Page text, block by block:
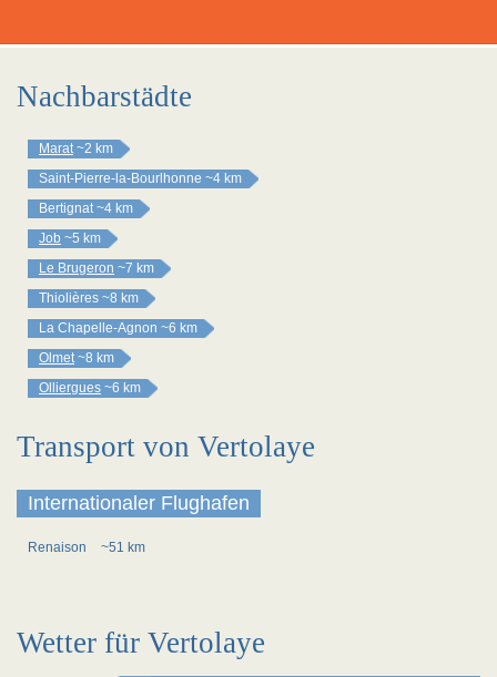
Nachbarstädte
Marat ~2 km
Saint-Pierre-la-Bourlhonne ~4 km
Bertignat ~4 km
Job ~5 km
Le Brugeron ~7 km
Thiolières ~8 km
La Chapelle-Agnon ~6 km
Olmet ~8 km
Olliergues ~6 km
Transport von Vertolaye
Internationaler Flughafen
Renaison ~51 km
Wetter für Vertolaye